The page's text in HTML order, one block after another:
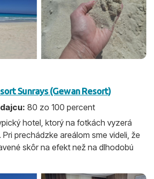
Sunrays (Gewan Resort)
80 zo 100 percent
hotel, ktorý na fotkách vyzerá
prechádzke areálom sme videli, že
skôr na efekt než na dlhodobú